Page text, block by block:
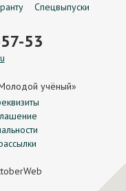
Спецвыпуски
53
учёный»